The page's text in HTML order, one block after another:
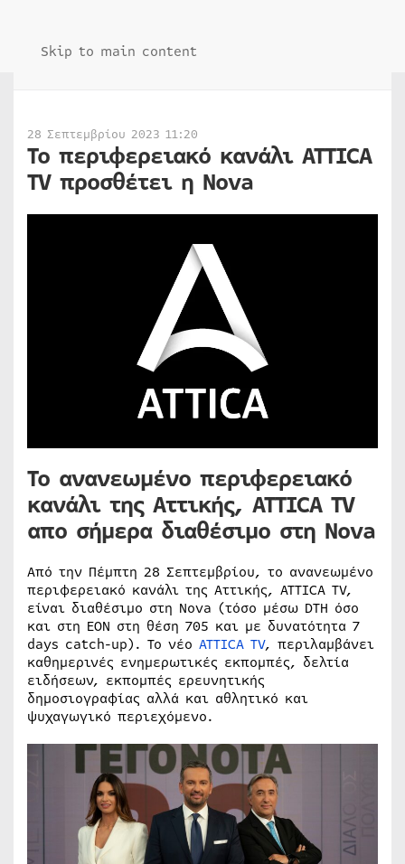
Skip to main content
28 Σεπτεμβρίου 2023 11:20
Το περιφερειακό κανάλι ΑΤΤICA
TV προσθέτει η Nova
Το ανανεωμένο περιφερειακό
κανάλι της Αττικής, ΑΤΤICA TV
απο σήμερα διαθέσιμο στη Nova
Από την Πέμπτη 28 Σεπτεμβρίου, το ανανεωμένο
περιφερειακό κανάλι της Αττικής, ATTICA TV,
είναι διαθέσιμο στη Nova (τόσο μέσω DTH όσο
και στη ΕΟΝ στη θέση 705 και με δυνατότητα 7
days catch-up). Το νέο ATTICA TV, περιλαμβάνει
καθημερινές ενημερωτικές εκπομπές, δελτία
ειδήσεων, εκπομπές ερευνητικής
δημοσιογραφίας αλλά και αθλητικό και
ψυχαγωγικό περιεχόμενο.